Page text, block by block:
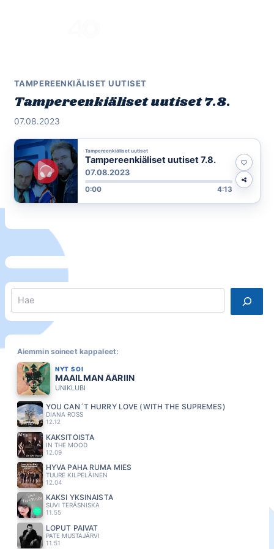
TAMPEREENKIÄLISET UUTISET
Tampereenkiäliset uutiset 7.8.
07.08.2023
Tampereenkiäliset uutiset
Tampereenkiäliset uutiset 7.8.
07.08.2023
0:00 4:13
Aiemmin soineet kappaleet:
NYT SOI
MAAILMAN ÄÄRIIN
UNIKLUBI
YOU CAN´T HURRY LOVE (WITH THE SUPREMES)
DIANA ROSS
12.12
KAKSITOISTA
IN THE MOOD
12.09
HYVA PAHA RUMA MIES
TUURE KILPELÄINEN
12.04
KAKSI YKSINÄISTÄ
SUVI TERÄSNISKA
11.55
LOPUT PÄIVÄT
PATE MUSTAJÄRVI
11.51